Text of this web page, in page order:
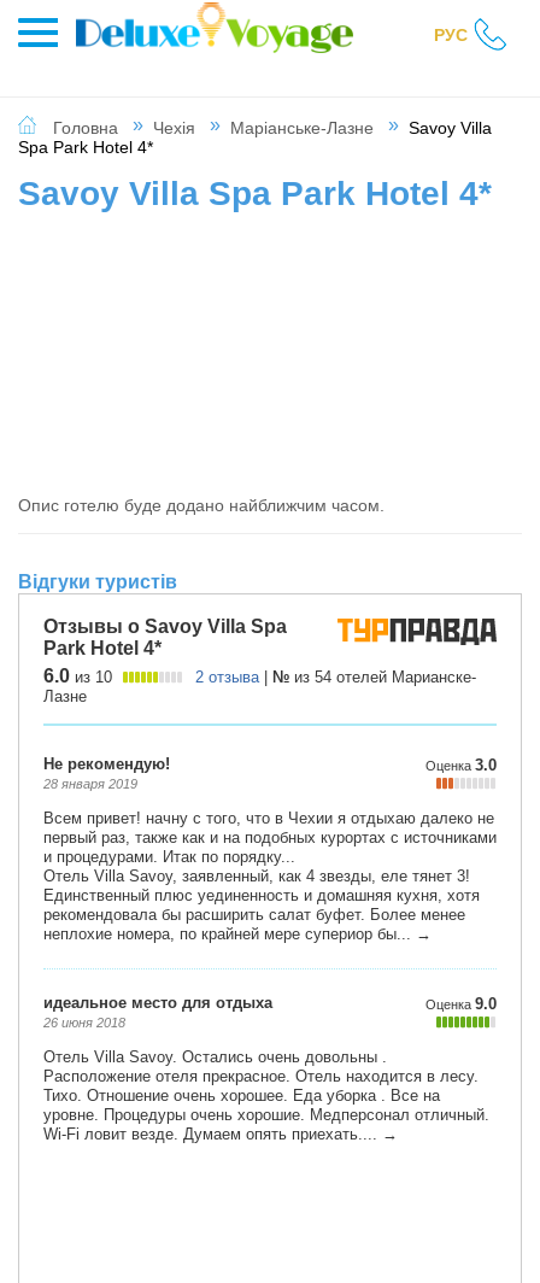
РУС
Головна Чехія Маріанське-Лазне
Savoy Villa
Spa Park Hotel 4*
Savoy Villa Spa Park Hotel 4*
Опис готелю буде додано найближчим часом.
Відгуки туристів